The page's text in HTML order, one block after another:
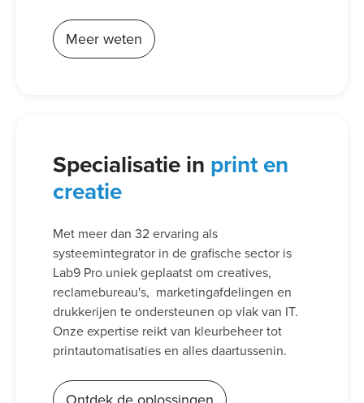
Meer weten
Specialisatie in print en
creatie
Met meer dan 32 ervaring als
systeemintegrator in de grafische sector is
Lab9 Pro uniek geplaatst om creatives,
reclamebureau's, marketingafdelingen en
drukkerijen te ondersteunen op vlak van IT.
Onze expertise reikt van kleurbeheer tot
printautomatisaties en alles daartussenin.